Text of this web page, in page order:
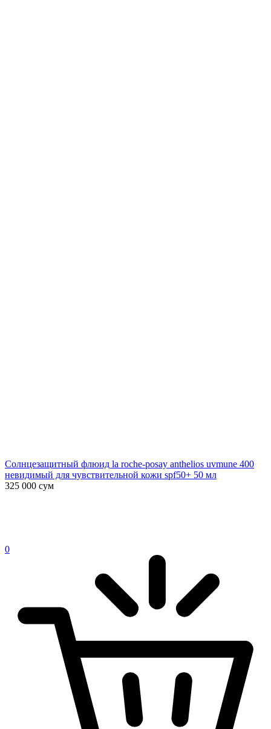
Солнцезащитный флюид la roche-posay anthelios uvmune 400
невидимый для чувствительной кожи spf50+ 50 мл
325 000 сум
0